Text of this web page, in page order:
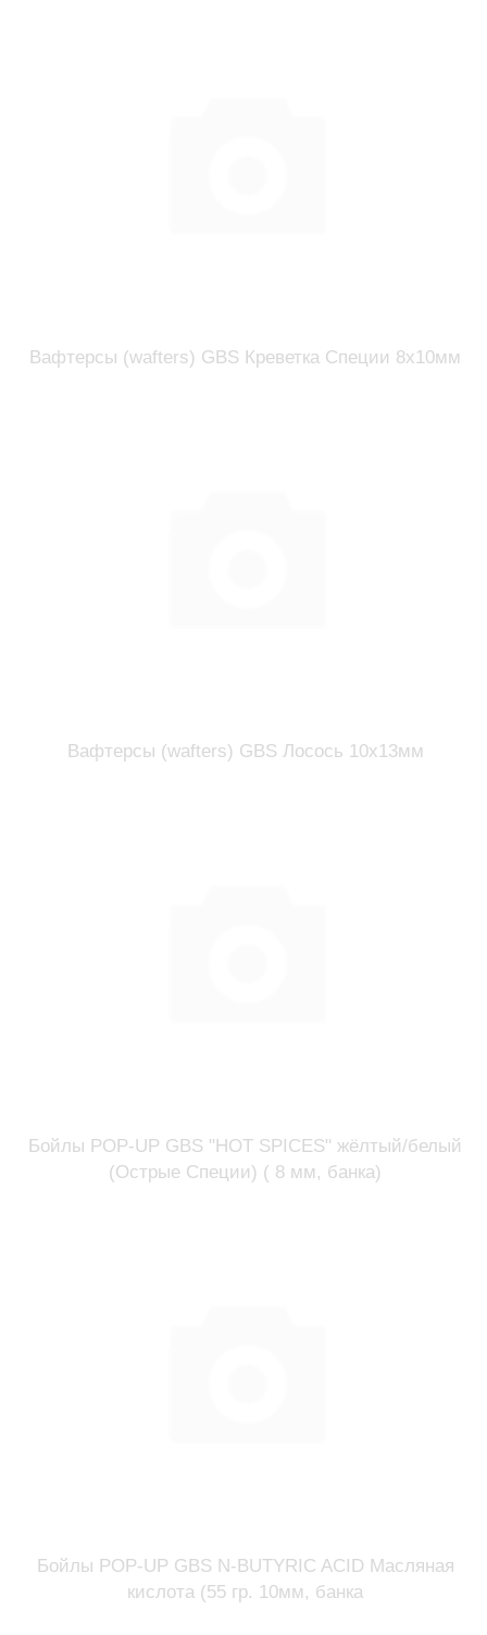
Вафтерсы (wafters) GBS Креветка Специи 8x10мм
Вафтерсы (wafters) GBS Лосось 10x13мм
Бойлы POP-UP GBS "HOT SPICES" жёлтый/белый
(Острые Специи) ( 8 мм, банка)
Бойлы POP-UP GBS N-BUTYRIC ACID Масляная
кислота (55 гр. 10мм, банка